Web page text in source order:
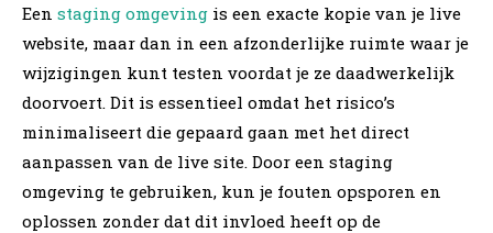
Een staging omgeving is een exacte kopie van je live
website, maar dan in een afzonderlijke ruimte waar je
wijzigingen kunt testen voordat je ze daadwerkelijk
doorvoert. Dit is essentieel omdat het risico’s
minimaliseert die gepaard gaan met het direct
aanpassen van de live site. Door een staging
omgeving te gebruiken, kun je fouten opsporen en
oplossen zonder dat dit invloed heeft op de